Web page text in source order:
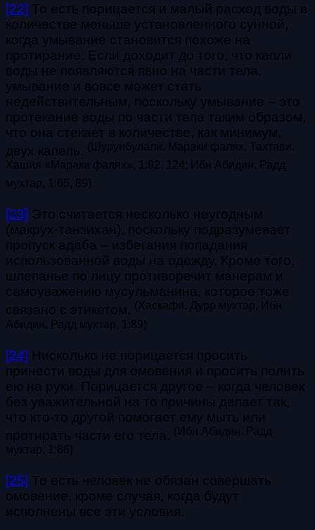
[22] То есть порицается и малый расход воды в
количестве меньше установленного сунной,
когда умывание становится похоже на
протирание. Если доходит до того, что капли
воды не появляются явно на части тела,
умывание и вовсе может стать
недействительным, поскольку умывание – это
протекание воды по части тела таким образом,
что она стекает в количестве, как минимум,
двух капель. (Шурунбулали. Мараки фалях, Тахтави.
Хашия «Мараки фалях», 1:92, 124; Ибн Абидин. Радд
мухтар, 1:65, 89)
[23] Это считается несколько неугодным
(макрух-танзихан), поскольку подразумевает
пропуск адаба – избегания попадания
использованной воды на одежду. Кроме того,
шлепанье по лицу противоречит манерам и
самоуважению мусульманина, которое тоже
связано с этикетом. (Хаскафи. Дурр мухтар, Ибн
Абидин. Радд мухтар, 1:89)
[24] Нисколько не порицается просить
принести воды для омовения и просить полить
ею на руки. Порицается другое – когда человек
без уважительной на то причины делает так,
что кто-то другой помогает ему мыть или
протирать части его тела. (Ибн Абидин. Радд
мухтар, 1:86)
[25] То есть человек не обязан совершать
омовение, кроме случая, когда будут
исполнены все эти условия.